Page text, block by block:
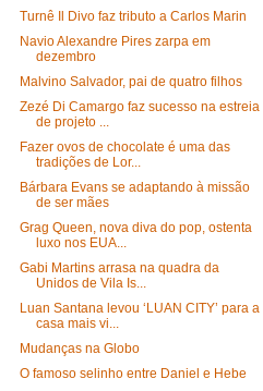
Turnê Il Divo faz tributo a Carlos Marin
Navio Alexandre Pires zarpa em
dezembro
Malvino Salvador, pai de quatro filhos
Zezé Di Camargo faz sucesso na estreia
de projeto ...
Fazer ovos de chocolate é uma das
tradições de Lor...
Bárbara Evans se adaptando à missão
de ser mães
Grag Queen, nova diva do pop, ostenta
luxo nos EUA...
Gabi Martins arrasa na quadra da
Unidos de Vila Is...
Luan Santana levou ‘LUAN CITY’ para a
casa mais vi...
Mudanças na Globo
O famoso selinho entre Daniel e Hebe